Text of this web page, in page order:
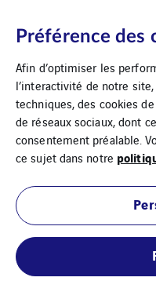
Folle Anse
Préférence des
Afin d’optimiser les
l’interactivité de notre
techniques, des cookies
de réseaux sociaux, dont
consentement préalable.
ce sujet dans notre